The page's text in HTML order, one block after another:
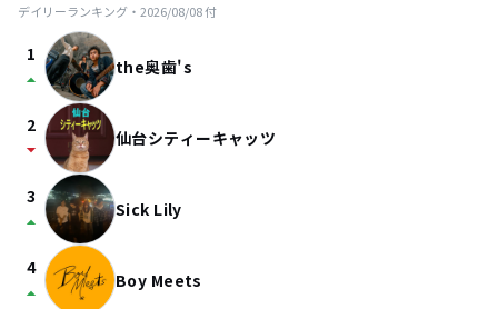
デイリーランキング・ 2026/08/08付
1
arrow_drop_up the奥歯's
2
arrow_drop_down 仙台シティーキャッツ
3
arrow_drop_up Sick Lily
4
arrow_drop_up Boy Meets